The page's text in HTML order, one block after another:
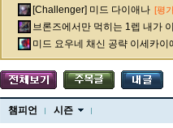
말자하 말파이트 멜
바이 베이가 베인
[Challenger] 미드 다이애나 [평
브론즈에서만 먹히는 1렙 내가
미드 요우네 채신 공략 이세카이
챔피언 시즌